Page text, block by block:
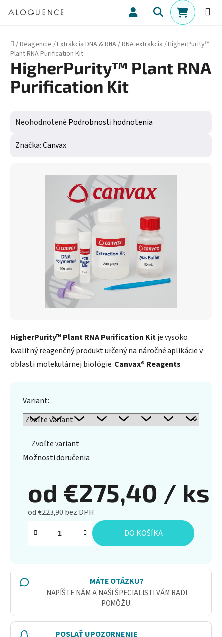
Hľadať
Domov
/Reagencie/Extrakcia DNA & RNA/RNA extrakcia/HigherPurity™
Plant RNA Purification Kit
HigherPurity™ Plant RNA Purification Kitje vysoko
kvalitný reagenčný produkt určený na náročné aplikácie v
oblasti molekulárnej biológie. Canvax® Reagents
Variant:
Zvoľte variant
Možnosti doručenia
od €275,40 / ks
od€223,90 bez DPH
Jednotková cena:
DO KOŠÍKA
MÁTE OTÁZKU?
NAPÍŠTE NÁM A NAŠI ŠPECIALISTI VÁM RADI
POMÔŽU.
POSLAŤ UPOZORNENIE
HigherPurity™ Plant RNA
Purification Kit
Priemerné hodnotenie produktu je 0,0 z 5 hviezdičiek.
Neohodnotené Podrobnosti hodnotenia
Značka:Canvax